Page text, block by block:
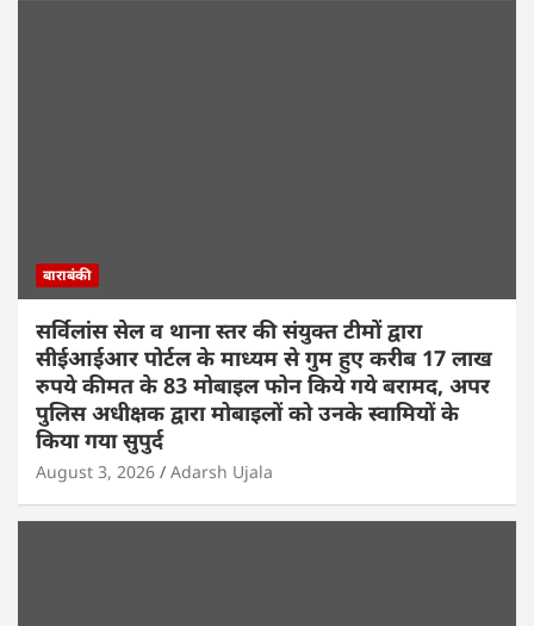
बाराबंकी
सर्विलांस सेल व थाना स्तर की संयुक्त टीमों द्वारा
सीईआईआर पोर्टल के माध्यम से गुम हुए करीब 17 लाख
रुपये कीमत के 83 मोबाइल फोन किये गये बरामद, अपर
पुलिस अधीक्षक द्वारा मोबाइलों को उनके स्वामियों के
किया गया सुपुर्द
August 3, 2026 Adarsh Ujala